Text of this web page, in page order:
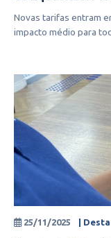
Novas tarifas entram
impacto médio para
25/11/2025 |